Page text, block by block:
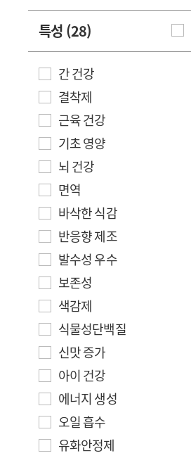
특성 (28)
간 건강
결착제
근육 건강
기초 영양
뇌 건강
면역
바삭한 식감
반응향 제조
발수성 우수
보존성
색감제
식물성단백질
신맛 증가
아이 건강
에너지 생성
오일 흡수
유화안정제